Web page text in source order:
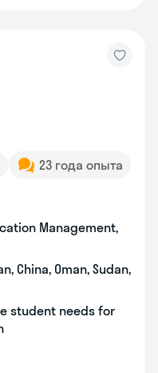
23 года опыта
Management,
China, Oman, Sudan,
student needs for